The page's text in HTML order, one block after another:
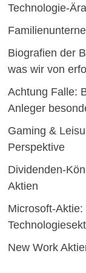
Technologie-Ära
Biografien der
was wir von
Achtung Falle:
Anleger
Gaming &
Perspektive
Dividenden-
Aktien
Microsoft-
New Work